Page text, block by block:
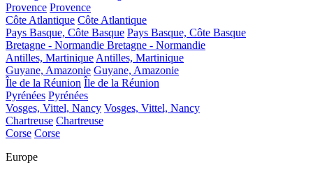
Provence Provence
Côte Atlantique Côte Atlantique
Pays Basque, Côte Basque Pays Basque, Côte Basque
Bretagne - Normandie Bretagne - Normandie
Antilles, Martinique Antilles, Martinique
Guyane, Amazonie Guyane, Amazonie
Île de la Réunion Île de la Réunion
Pyrénées Pyrénées
Vosges, Vittel, Nancy Vosges, Vittel, Nancy
Chartreuse Chartreuse
Corse Corse
Europe